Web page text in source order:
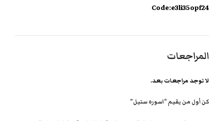
Code:e3li35opf24
المراجعات
لا توجد مراجعات بعد.
كن أول من يقيم “اسوره ستيل”